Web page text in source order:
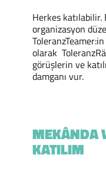
Herkes
organizasyon
olarak
görüşlerin ve
damganı vur.
MEKÂNDA
KATILIM